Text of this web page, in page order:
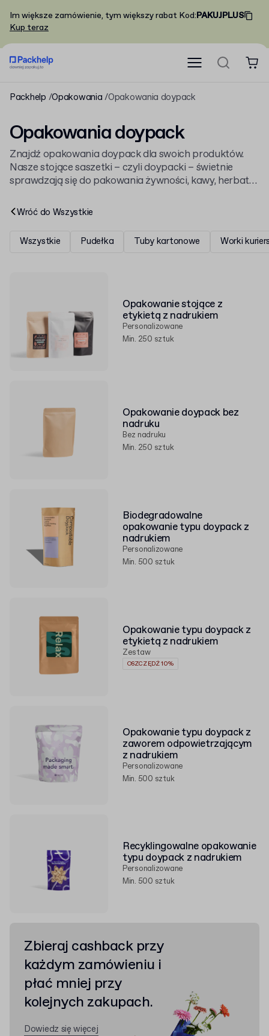
Im większe zamówienie, tym większy rabat Kod:PAKUJPLUS
Kup teraz
Packhelp Opakowania Opakowania doypack
Opakowania doypack
Znajdź opakowania doypack dla swoich produktów.
Nasze stojące saszetki – czyli doypacki – świetnie
sprawdzają się do pakowania żywności, kawy, herbaty
wybierz gotowe woreczki w niskich nakładach,
dostępne od zaraz.
Wróć do Wszystkie
Wszystkie Pudełka Tuby kartonowe Worki
Opakowanie stojące z
etykietą z nadrukiem
Personalizowane
Min. 250 sztuk
Opakowanie doypack bez
nadruku
Bez nadruku
Min. 250 sztuk
Biodegradowalne
opakowanie typu doypack z
nadrukiem
Personalizowane
Min. 500 sztuk
Opakowanie typu doypack z
etykietą z nadrukiem
Zestaw
OSZCZĘDŹ 10%
Opakowanie typu doypack z
zaworem odpowietrzającym
z nadrukiem
Personalizowane
Min. 500 sztuk
Recyklingowalne opakowanie
typu doypack z nadrukiem
Personalizowane
Min. 500 sztuk
Zbieraj cashback przy
każdym zamówieniu i
płać mniej przy
kolejnych zakupach.
Dowiedz się więcej